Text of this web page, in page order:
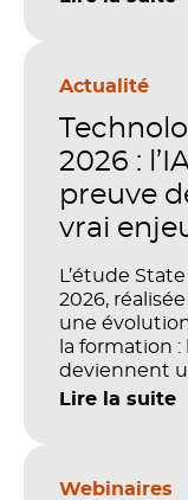
Actualité
2026 :
preuve
vrai
L’étude
2026,
une
la formation
deviennent
performance
stratégique.
Lire la suite
Webinaires